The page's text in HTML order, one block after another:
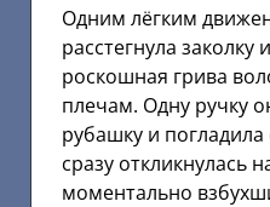
Одним лёгким
расстегнула заколку
роскошная грива
плечам. Одну ручку
рубашку и
сразу откликнулась
моментально